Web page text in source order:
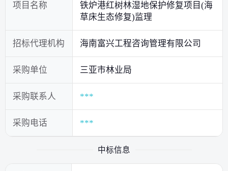
项目名称
铁炉港红树林湿地保护修复项目(海
草床生态修复)监理
招标代理机构 海南富兴工程咨询管理有限公司
采购单位 三亚市林业局
采购联系人 ***
采购电话 ***
中标信息